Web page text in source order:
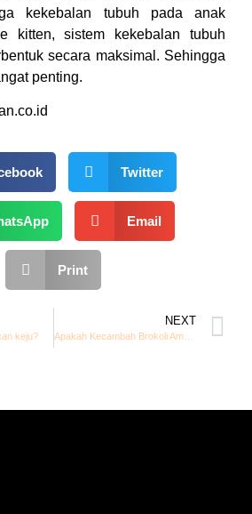
kekebalan tubuh pada anak
kitten, sistem kekebalan tubuh
secara maksimal. Sehingga
penting.
Twitter
Email
Print
keju?
NEXT
Apakah Kecambah Brokoli Aman Untuk Kucing?